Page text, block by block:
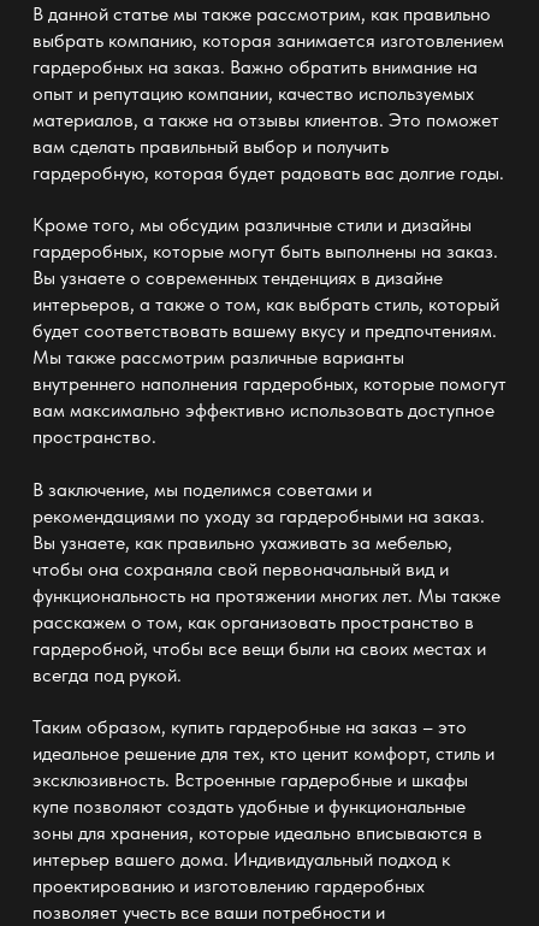
В данной статье мы также рассмотрим, как правильно
выбрать компанию, которая занимается изготовлением
гардеробных на заказ. Важно обратить внимание на
опыт и репутацию компании, качество используемых
материалов, а также на отзывы клиентов. Это поможет
вам сделать правильный выбор и получить
гардеробную, которая будет радовать вас долгие годы.
Кроме того, мы обсудим различные стили и дизайны
гардеробных, которые могут быть выполнены на заказ.
Вы узнаете о современных тенденциях в дизайне
интерьеров, а также о том, как выбрать стиль, который
будет соответствовать вашему вкусу и предпочтениям.
Мы также рассмотрим различные варианты
внутреннего наполнения гардеробных, которые помогут
вам максимально эффективно использовать доступное
пространство.
В заключение, мы поделимся советами и
рекомендациями по уходу за гардеробными на заказ.
Вы узнаете, как правильно ухаживать за мебелью,
чтобы она сохраняла свой первоначальный вид и
функциональность на протяжении многих лет. Мы также
расскажем о том, как организовать пространство в
гардеробной, чтобы все вещи были на своих местах и
всегда под рукой.
Таким образом, купить гардеробныена заказ – это
идеальное решение для тех, кто ценит комфорт, стиль и
эксклюзивность. Встроенные гардеробные и шкафы
купе позволяют создать удобные и функциональные
зоны для хранения, которые идеально вписываются в
интерьер вашего дома. Индивидуальный подход к
проектированию и изготовлению гардеробных
позволяет учесть все ваши потребности и